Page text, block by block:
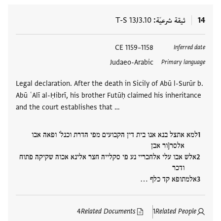
14 ثيقة شرعيّة T-S 13J3.10
Inferred date
1158–1159 CE
Primary language
Judaeo-Arabic
Legal declaration. After the death in Sicily of Abū l-Surūr b.
Abū ʿAlī al-Ḥibrī, his brother Futūḥ claimed his inheritance
and the court establishes that …
למא אתצל בנא אנו בית דין הקבועים מפי הדרת וכנל' ופאה אבו
אלסר[ור אבן
אלש אבו עלי אלחבריי נע פי סקלייה חצר אלינא אכוה שקיקה פתוח
ודכר
אלמתופא קד כלף …
Related People
1
Related Documents
4
العلامات